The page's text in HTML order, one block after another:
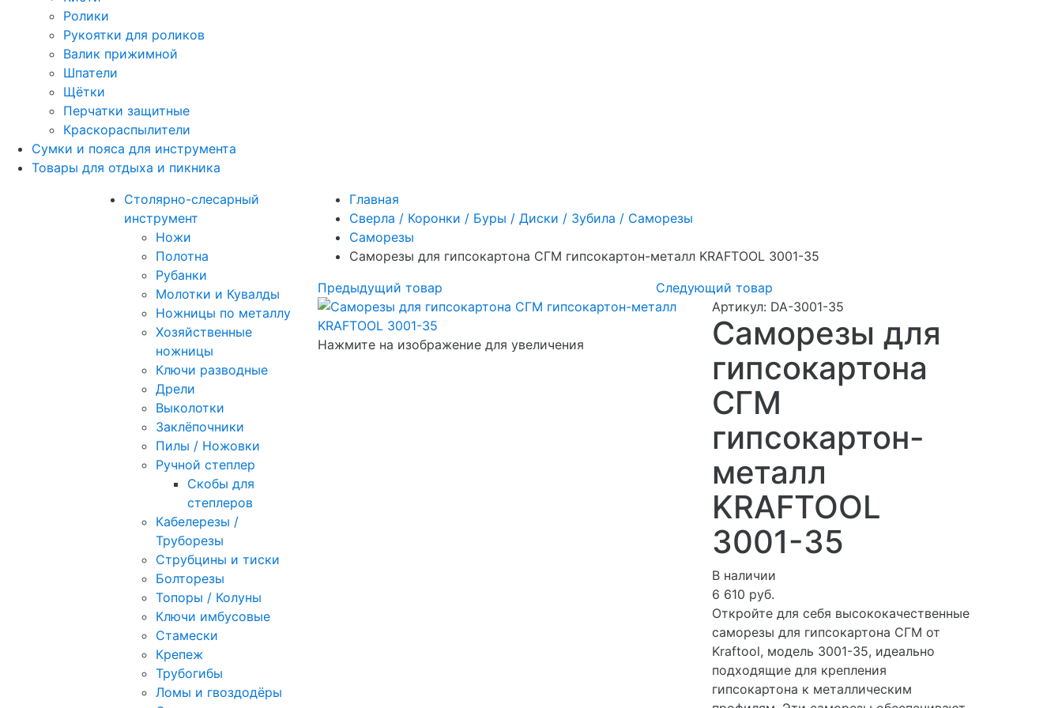
Ролики
Рукоятки для роликов
Валик прижимной
Шпатели
Щётки
Перчатки защитные
Краскораспылители
Сумки и пояса для инструмента
Товары для отдыха и пикника
Столярно-слесарный
инструмент
Ножи
Полотна
Рубанки
Молотки и Кувалды
Ножницы по металлу
Хозяйственные
ножницы
Ключи разводные
Дрели
Выколотки
Заклёпочники
Пилы / Ножовки
Ручной степлер
Скобы для
степлеров
Кабелерезы /
Труборезы
Струбцины и тиски
Болторезы
Топоры / Колуны
Ключи имбусовые
Стамески
Крепеж
Трубогибы
Ломы и гвоздодёры
Главная
Сверла / Коронки / Буры / Диски / Зубила / Саморезы
Саморезы
Саморезы для гипсокартона СГМ гипсокартон-металл KRAFTOOL 3001-35
Предыдущий товар
Следующий товар
Нажмите на изображение для увеличения
Артикул: DA-3001-35
Саморезы для
гипсокартона
СГМ
гипсокартон-
металл
KRAFTOOL
3001-35
В наличии
6 610 руб.
Откройте для себя высококачественные
саморезы для гипсокартона СГМ от
Kraftool, модель 3001-35, идеально
подходящие для крепления
гипсокартона к металлическим